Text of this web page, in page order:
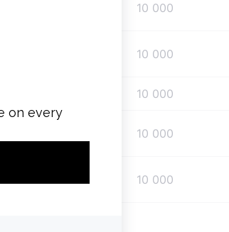
10 000
10 000
10 000
10 000
10 000